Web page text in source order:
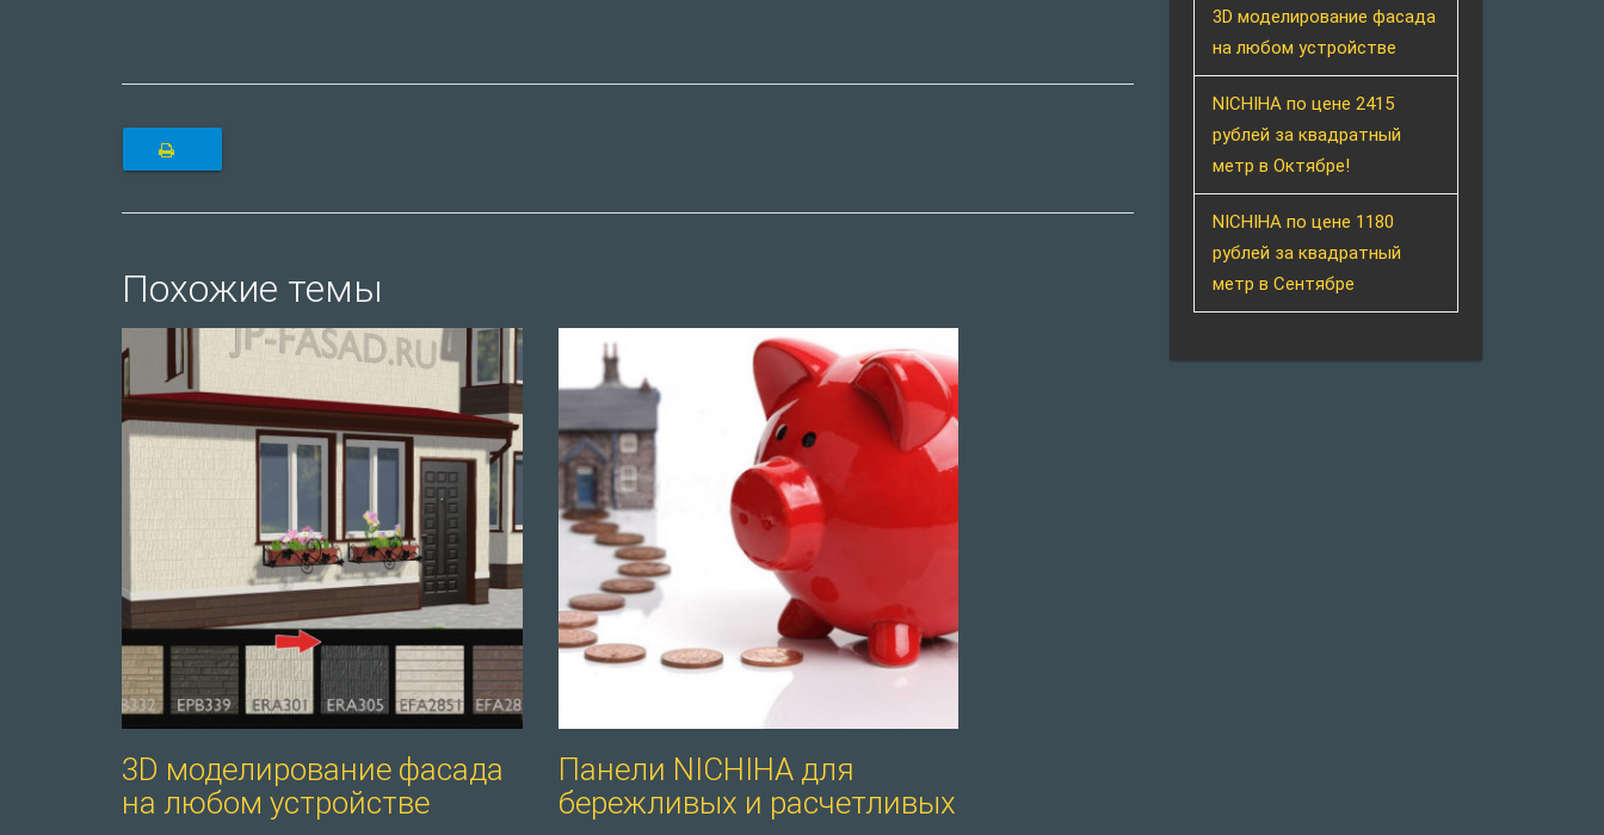
Похожие темы
3D моделирование фасада
на любом устройстве
Панели NICHIHA для
бережливых и расчетливых
3D моделирование фасада
на любом устройстве
NICHIHA по цене 2415
рублей за квадратный
метр в Октябре!
NICHIHA по цене 1180
рублей за квадратный
метр в Сентябре